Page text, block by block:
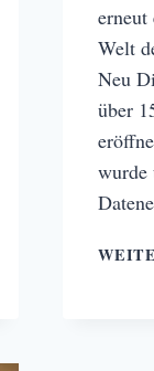
Welt
Neu
über
wurde